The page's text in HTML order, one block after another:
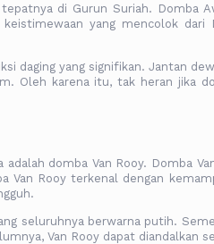
di Gurun Suriah. Domba
yang mencolok dari
daging yang signifikan. Jantan
Oleh karena itu, tak heran jika
domba Van Rooy. Domba
Van Rooy terkenal dengan
seluruhnya berwarna putih.
Van Rooy dapat diandalkan